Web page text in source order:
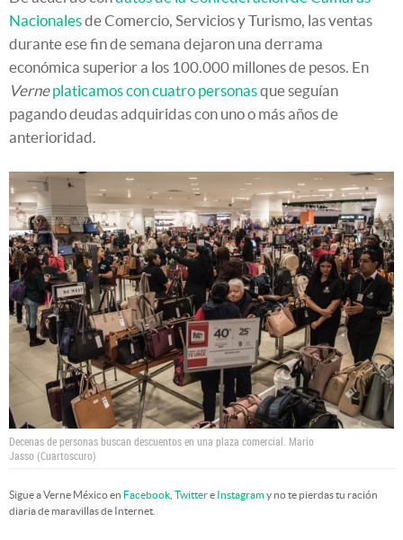
Nacionalesde Comercio, Servicios y Turismo, las ventas
durante ese fin de semana dejaron una derrama
económica superior a los 100.000 millones de pesos. En
Verne platicamos con cuatro personasque seguían
pagando deudas adquiridas con uno o más años de
anterioridad.
Decenas de personas buscan descuentos en una plaza comercial. Mario
Jasso (Cuartoscuro)
Sigue a Verne México en Facebook Twittere Instagramy no te pierdas tu ración
diaria de maravillas de Internet.